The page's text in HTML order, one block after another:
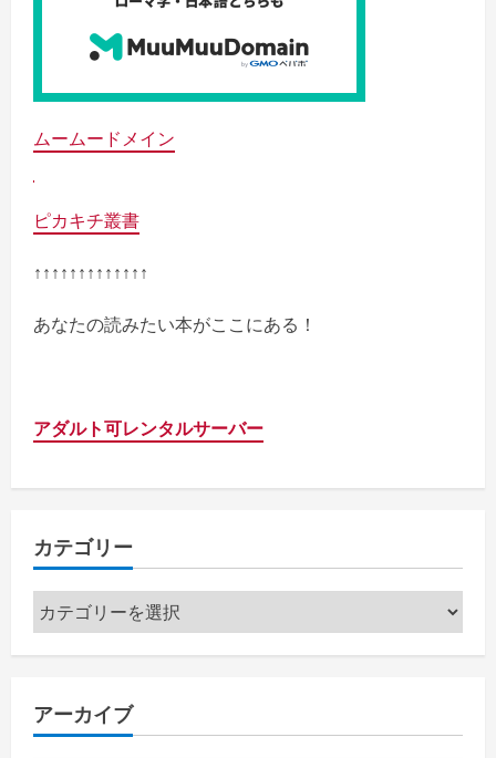
ムームードメイン
ピカキチ叢書
↑↑↑↑↑↑↑↑↑↑↑↑↑
あなたの読みたい本がここにある！
アダルト可レンタルサーバー
カテゴリー
カ
テ
ー
アーカイブ